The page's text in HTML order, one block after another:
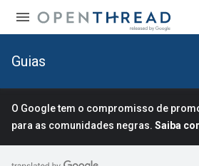
Guias
O Google tem o compromisso de
para as comunidades negras. Saiba